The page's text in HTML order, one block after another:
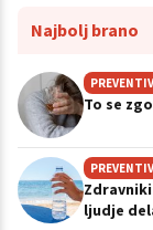
Najbolj brano
To se
ljudje